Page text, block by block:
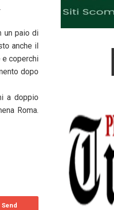
un paio di
anche il
e coperchi
dopo
a doppio
Roma.
Send